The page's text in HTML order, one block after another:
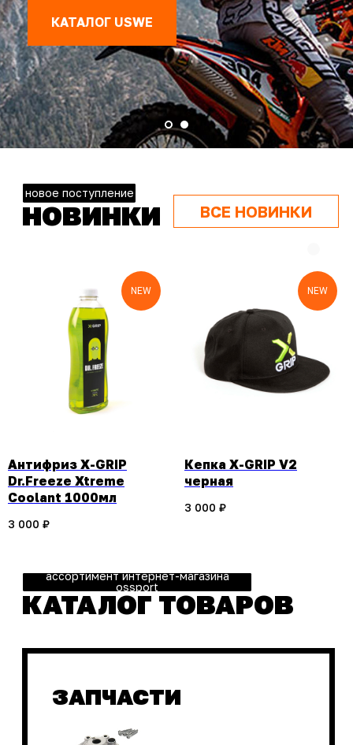
КАТАЛОГ USWE
НОВИНКИ
новое поступление
ВСЕ НОВИНКИ
NEW
Антифриз X-GRIP
Dr.Freeze Xtreme
Coolant 1000мл
3 000 ₽
NEW
Кепка X-GRIP V2
черная
3 000 ₽
КАТАЛОГ ТОВАРОВ
ассортимент интернет-магазина
ossport
ЗАПЧАСТИ
ЗАЩИТА